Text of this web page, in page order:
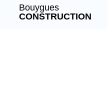
Bouygues
CONSTRUCTION